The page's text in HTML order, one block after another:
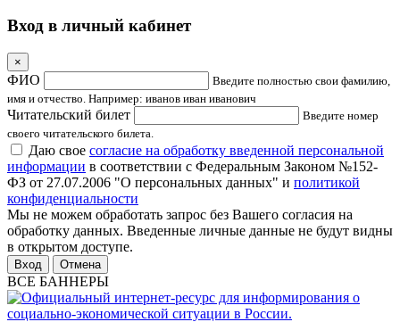
Вход в личный кабинет
×
ФИО
Введите полностью свои фамилию,
имя и отчество. Например: иванов иван иванович
Читательский билет
Введите номер
своего читательского билета.
Даю свое согласие на обработку введенной персональной
информации в соответствии с Федеральным Законом №152-
ФЗ от 27.07.2006 "О персональных данных" и политикой
конфиденциальности
Мы не можем обработать запрос без Вашего согласия на
обработку данных. Введенные личные данные не будут видны
в открытом доступе.
Отмена
ВСЕ БАННЕРЫ